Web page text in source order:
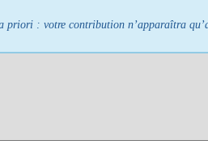
priori : votre contribution n’apparaîtra